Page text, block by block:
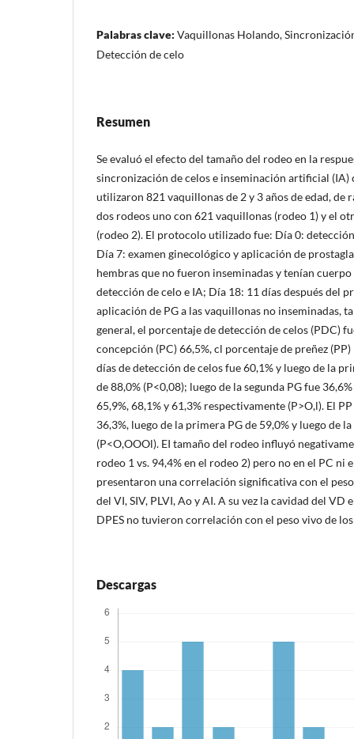
Palabras clave: Vaquillonas Holando,
Detección de celo
Resumen
Se evaluó el efecto del tamaño del rodeo en la
sincronización de celos e inseminación artificial (IA)
utilizaron 821 vaquillonas de 2 y 3 años de edad, de
dos rodeos uno con 621 vaquillonas (rodeo 1) y el
(rodeo 2). El protocolo utilizado fue: Día 0:
Día 7: examen ginecológico y aplicación de
hembras que no fueron inseminadas y tenían cuerpo
detección de celo e IA; Día 18: 11 días después del
aplicación de PG a las vaquillonas no inseminadas,
general, el porcentaje de detección de celos (PDC)
concepción (PC) 66,5%, cl porcentaje de preñez
días de detección de celos fue 60,1% y luego de la
de 88,0% (P<0,08); luego de la segunda PG fue
65,9%, 68,1% y 61,3% respectivamente (P>O,l). El
36,3%, luego de la primera PG de 59,0% y luego de
(P<O,OOOl). EI tamaño del rodeo influyó
rodeo 1 vs. 94,4% en el rodeo 2) pero no en el PC ni
presentaron una correlación significativa con el
del VI, SIV, PLVI, Ao y AI. A su vez la cavidad del VD
DPES no tuvieron correlación con el peso vivo de
Descargas